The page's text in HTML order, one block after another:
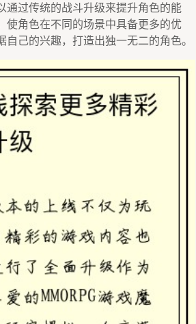
通过传统的战斗升级来提升角色的能
使角色在不同的场景中具备更多的优
己的兴趣，打造出独一无二的角色。